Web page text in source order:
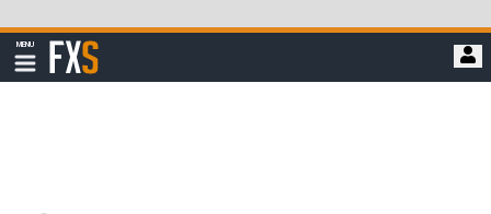
qua
đi
MENU
Hiển
thị
FXStreet